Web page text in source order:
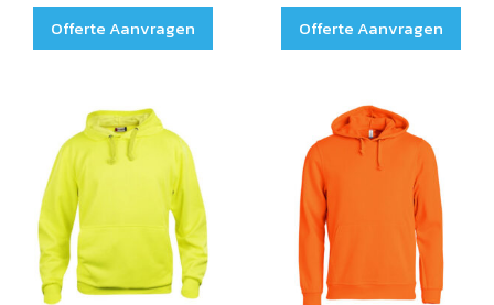
Offerte Aanvragen Offerte Aanvragen